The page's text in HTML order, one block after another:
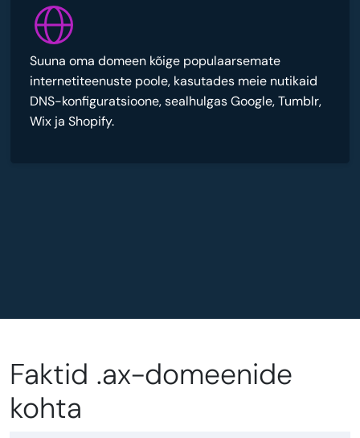
Suuna oma domeen kõige populaarsemate
internetiteenuste poole, kasutades meie nutikaid
DNS-konfiguratsioone, sealhulgas Google, Tumblr,
Wix ja Shopify.
Faktid .ax-domeenide
kohta